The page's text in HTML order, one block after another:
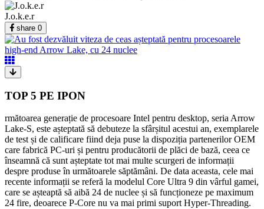
J.o.k.e.r
share 0
TOP 5 PE IPON
rmătoarea generație de procesoare Intel pentru desktop, seria Arrow
Lake-S, este așteptată să debuteze la sfârșitul acestui an, exemplarele
de test și de calificare fiind deja puse la dispoziția partenerilor OEM
care fabrică PC-uri și pentru producătorii de plăci de bază, ceea ce
înseamnă că sunt așteptate tot mai multe scurgeri de informații
despre produse în următoarele săptămâni. De data aceasta, cele mai
recente informații se referă la modelul Core Ultra 9 din vârful gamei,
care se așteaptă să aibă 24 de nuclee și să funcționeze pe maximum
24 fire, deoarece P-Core nu va mai primi suport Hyper-Threading.